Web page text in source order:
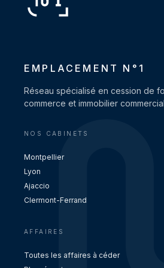
EMPLACEMENT N°1
Réseau spécialisé en cession de
commerce et immobilier
NOS CABINETS
Montpellier
Lyon
Ajaccio
Clermont-Ferrand
AFFAIRES
Toutes les affaires à céder